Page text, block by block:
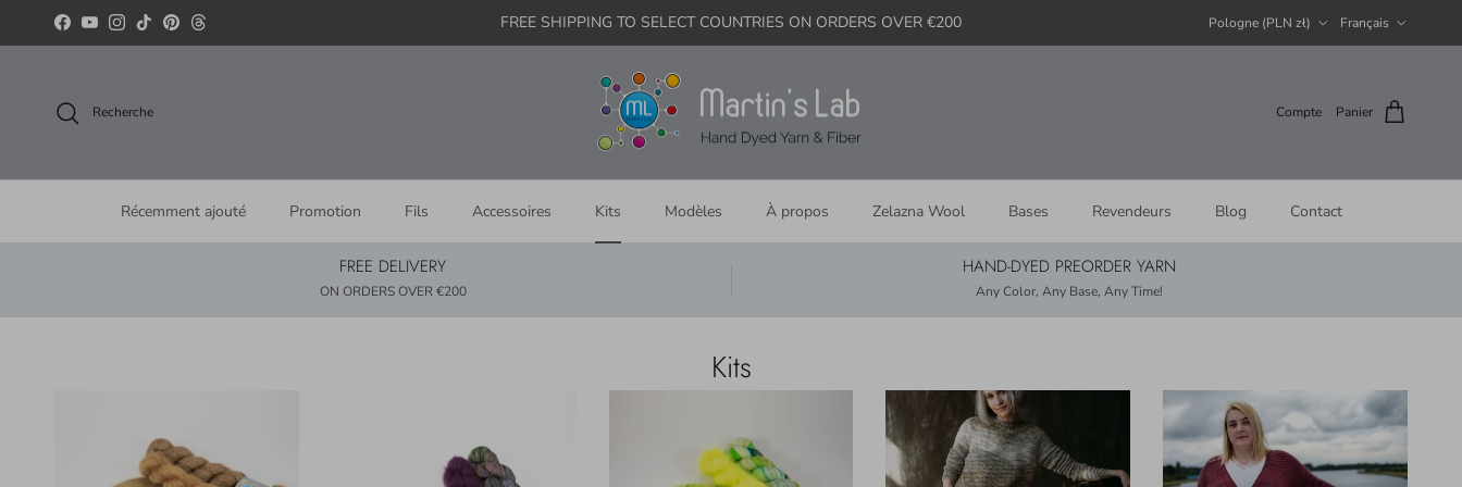
Aller au contenu
Facebook
YouTubeInstagram
TikTokPinterestThreads FREE SHIPPING TO SELECT COUNTRIES ON ORDERS OVER €200 Pologne (PLN zł) Français
Recherche Compte Panier
Récemment ajouté Promotion Fils Accessoires Kits Modèles À propos Zelazna Wool Bases Revendeurs Blog Contact
FREE DELIVERY
ON ORDERS OVER €200
HAND-DYED PREORDER YARN
Any Color, Any Base, Any Time!
Kits